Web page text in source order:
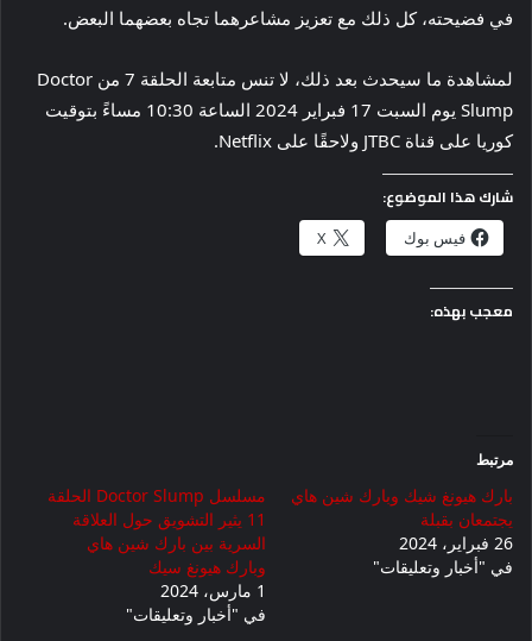
في فضيحته، كل ذلك مع تعزيز مشاعرهما تجاه بعضهما البعض.
لمشاهدة ما سيحدث بعد ذلك، لا تنس متابعة الحلقة 7 من Doctor
Slump يوم السبت 17 فبراير 2024 الساعة 10:30 مساءً بتوقيت
كوريا على قناة JTBC ولاحقًا على Netflix.
شارك هذا الموضوع:
فيس بوك X
معجب بهذه:
مرتبط
بارك هيونغ شيك وبارك شين هاي
يجتمعان بقبلة
26 فبراير، 2024
في "أخبار وتعليقات"
مسلسل Doctor Slump الحلقة
11 يثير التشويق حول العلاقة
السرية بين بارك شين هاي
وبارك هيونغ سيك
1 مارس، 2024
في "أخبار وتعليقات"